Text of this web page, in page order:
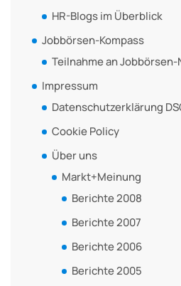
HR-Blogs im Überblick
Jobbörsen-Kompass
Teilnahme an
Impressum
Datenschutzerklärung
Cookie Policy
Über uns
Markt+Meinung
Berichte 2008
Berichte 2007
Berichte 2006
Berichte 2005